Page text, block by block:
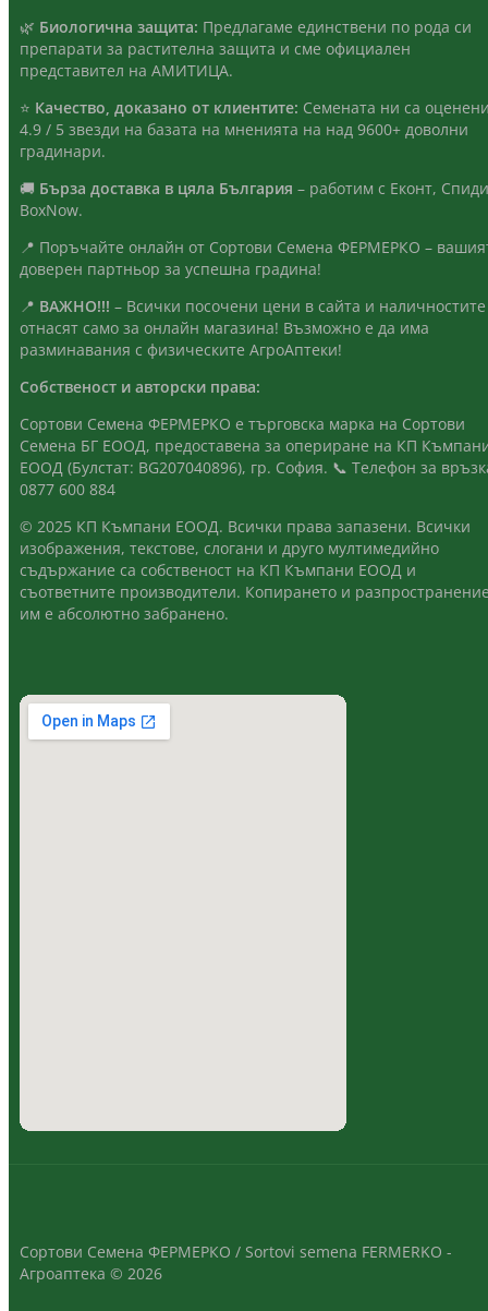
🌿 Биологична защита: Предлагаме единствени по рода си
препарати за растителна защита и сме официален
представител на АМИТИЦА.
⭐ Качество, доказано от клиентите: Семената ни са
4.9 / 5 звезди на базата на мненията на над 9600+ доволни
градинари.
🚚 Бърза доставка в цяла България – работим с Еконт,
BoxNow.
📍 Поръчайте онлайн от Сортови Семена ФЕРМЕРКО –
доверен партньор за успешна градина!
📍 ВАЖНО!!! – Всички посочени цени в сайта и наличностите
отнасят само за онлайн магазина! Възможно е да има
разминавания с физическите АгроАптеки!
Собственост и авторски права:
Сортови Семена ФЕРМЕРКО е търговска марка на Сортови
Семена БГ ЕООД, предоставена за опериране на КП
ЕООД (Булстат: BG207040896), гр. София. 📞 Телефон за
0877 600 884
© 2025 КП Къмпани ЕООД. Всички права запазени. Всички
изображения, текстове, слогани и друго мултимедийно
съдържание са собственост на КП Къмпани ЕООД и
съответните производители. Копирането и
им е абсолютно забранено.
Сортови Семена ФЕРМЕРКО / Sortovi semena FERMERKO -
Агроаптека © 2026